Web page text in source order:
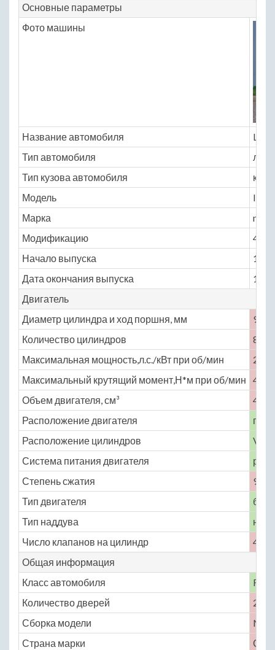
Основные параметры
Фото машины
Название автомобиля
Тип автомобиля
Тип кузова автомобиля
купе
Модель
Марка
Модификацию
4.6
Начало выпуска
1993
Дата окончания выпуска
1998
Двигатель
Диаметр цилиндра и ход поршня, мм
90.2
Количество цилиндров
8
Максимальная мощность,л.с./кВт при об/мин
290
Максимальный крутящий момент,Н*м при об/мин
400
Объем двигателя, см³
4601
Расположение двигателя
Расположение цилиндров
V-
Система питания двигателя
Степень сжатия
9.9
Тип двигателя
Тип наддува
нет
Число клапанов на цилиндр
4
Общая информация
Класс автомобиля
F
Количество дверей
2
Сборка модели
No
Страна марки